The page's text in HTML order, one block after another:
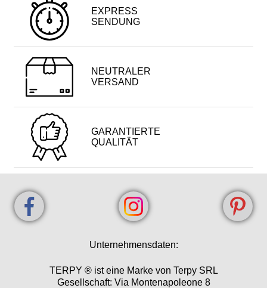
EXPRESS
SENDUNG
NEUTRALER
VERSAND
GARANTIERTE
QUALITÄT
Unternehmensdaten:
TERPY ® ist eine Marke von Terpy SRL
Gesellschaft: Via Montenapoleone 8